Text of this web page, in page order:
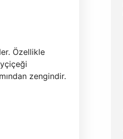
Özellikle
zengindir.